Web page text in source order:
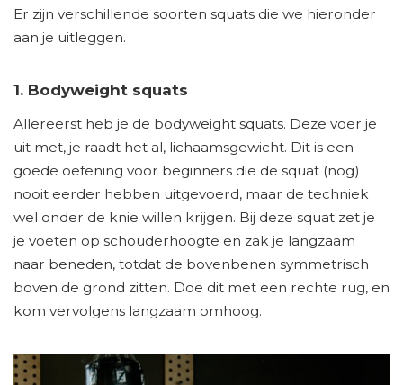
Er zijn verschillende soorten squats die we hieronder
aan je uitleggen.
1. Bodyweight squats
Allereerst heb je de bodyweight squats. Deze voer je
uit met, je raadt het al, lichaamsgewicht. Dit is een
goede oefening voor beginners die de squat (nog)
nooit eerder hebben uitgevoerd, maar de techniek
wel onder de knie willen krijgen. Bij deze squat zet je
je voeten op schouderhoogte en zak je langzaam
naar beneden, totdat de bovenbenen symmetrisch
boven de grond zitten. Doe dit met een rechte rug, en
kom vervolgens langzaam omhoog.